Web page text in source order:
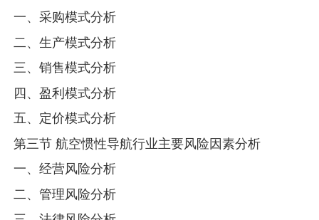
一、采购模式分析
二、生产模式分析
三、销售模式分析
四、盈利模式分析
五、定价模式分析
第三节 航空惯性导航行业主要风险因素分析
一、经营风险分析
二、管理风险分析